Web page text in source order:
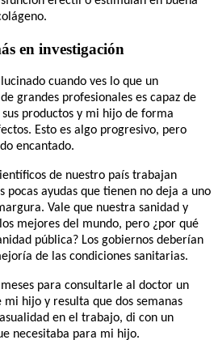
en investigación
cuando ves lo que un
grandes profesionales es capaz de
productos y mi hijo de forma
Esto es algo progresivo, pero
encantado.
de nuestro país trabajan
pocas ayudas que tienen no deja a uno
Vale que nuestra sanidad y
mejores del mundo, pero ¿por qué
pública? Los gobiernos deberían
de las condiciones sanitarias.
para consultarle al doctor un
hijo y resulta que dos semanas
en el trabajo, di con un
necesitaba para mi hijo.